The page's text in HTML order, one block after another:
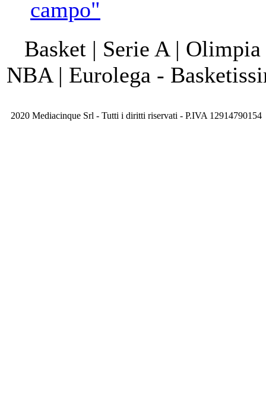
campo"
Basket | Serie A |
NBA | Eurolega -
2020 Mediacinque Srl - Tutti i diritti riservati - P.IVA 12914790154